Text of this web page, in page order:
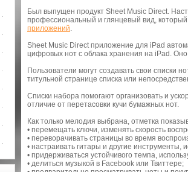
Был выпущен продукт Sheet Music Direct.
профессиональный и глянцевый вид, который
приложений.
Sheet Music Direct приложение для iPad
цифровых нот с облака хранения на iPad.
Пользователи могут создавать свои списки
титульной странице списка или
Списки набора помогают организовать и
отличие от перетасовки кучи бумажных нот.
Как только мелодия выбрана, отметка
• перемещать ключи, изменять скорость
• переворачивать страницы во время
• настраивать гитары и другие инструменты,
• придерживаться устойчивого темпа,
• делиться музыкой в Facebook или Твиттере;